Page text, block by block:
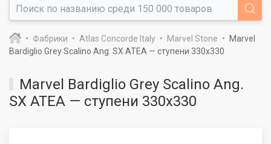
Фабрики Atlas Concorde Italy Marvel Stone
Marvel
Bardiglio Grey Scalino Ang. SX ATEA — ступени 330x330
Marvel Bardiglio Grey Scalino Ang.
SX ATEA — ступени 330x330